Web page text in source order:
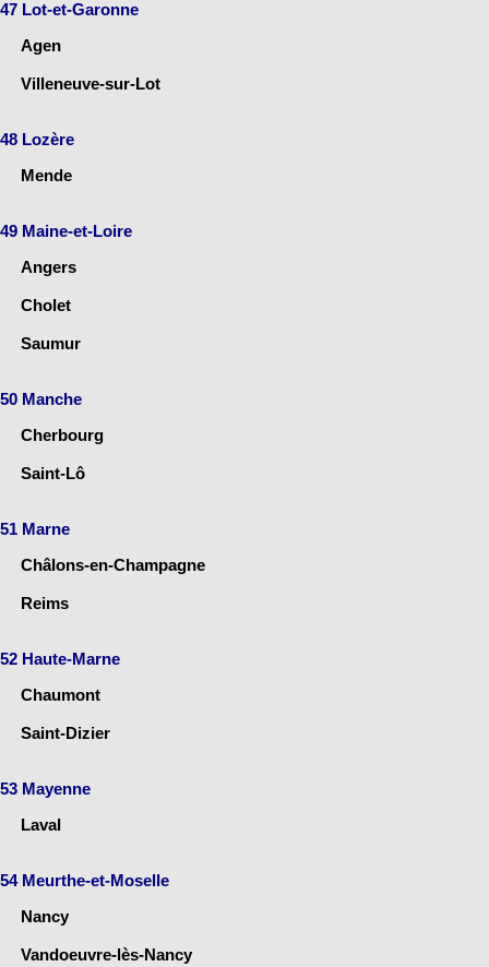
47 Lot-et-Garonne
Agen
Villeneuve-sur-Lot
48 Lozère
Mende
49 Maine-et-Loire
Angers
Cholet
Saumur
50 Manche
Cherbourg
Saint-Lô
51 Marne
Châlons-en-Champagne
Reims
52 Haute-Marne
Chaumont
Saint-Dizier
53 Mayenne
Laval
54 Meurthe-et-Moselle
Nancy
Vandoeuvre-lès-Nancy